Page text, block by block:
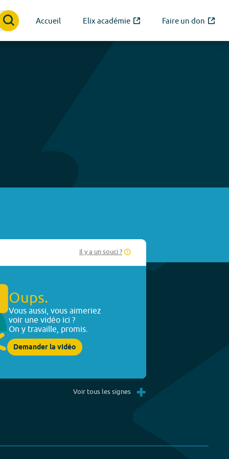
Accueil Elix académie Faire un don
Il y a un souci ?
Oups.
Vous aussi, vous aimeriez
voir une vidéo ici ?
On y travaille, promis.
Demander la vidéo
Voir tous les signes +